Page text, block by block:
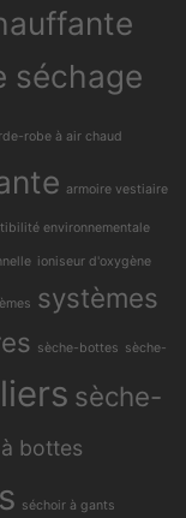
séchage
robe à air chaud
armoire vestiaire
environnementale
ioniseur d'oxygène
systèmes
sèche-bottes sèche-
sèche-
bottes
séchoir à gants